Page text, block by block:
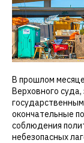
В прошлом
Верховного
окончательные
соблюдения
небезопасных